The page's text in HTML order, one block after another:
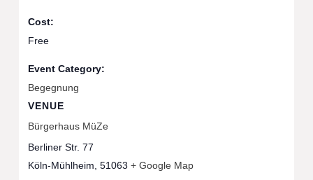
Cost:
Free
Event Category:
Begegnung
VENUE
Bürgerhaus MüZe
Berliner Str. 77
Köln-Mühlheim 51063 + Google Map